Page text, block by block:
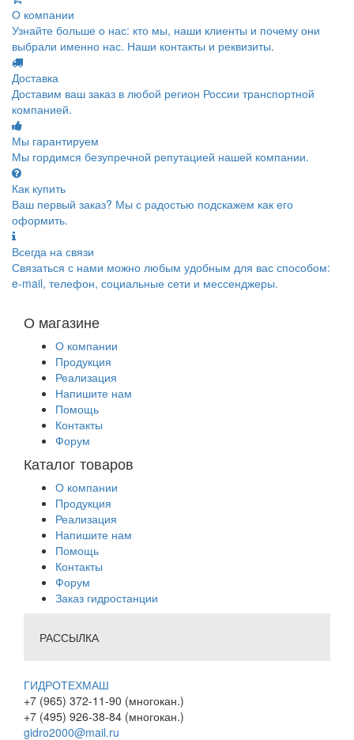
О компании
Узнайте больше о нас: кто мы, наши клиенты и почему они
выбрали именно нас. Наши контакты и реквизиты.
Доставка
Доставим ваш заказ в любой регион России транспортной
компанией.
Мы гарантируем
Мы гордимся безупречной репутацией нашей компании.
Как купить
Ваш первый заказ? Мы с радостью подскажем как его
оформить.
Всегда на связи
Связаться с нами можно любым удобным для вас способом:
e-mail, телефон, социальные сети и мессенджеры.
О магазине
О компании
Продукция
Реализация
Напишите нам
Помощь
Контакты
Форум
Каталог товаров
О компании
Продукция
Реализация
Напишите нам
Помощь
Контакты
Форум
Заказ гидростанции
РАССЫЛКА
ГИДРОТЕХМАШ
+7 (965) 372-11-90 (многокан.)
+7 (495) 926-38-84 (многокан.)
gidro2000@mail.ru